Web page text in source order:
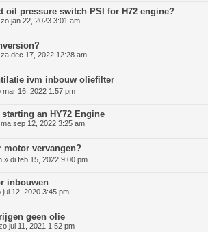
oil pressure switch PSI for H72 engine?
zo jan 22, 2023 3:01 am
za dec 17, 2022 12:28 am
ivm inbouw oliefilter
mar 16, 2022 1:57 pm
an HY72 Engine
ma sep 12, 2022 3:25 am
motor vervangen?
» di feb 15, 2022 9:00 pm
inbouwen
jul 12, 2020 3:45 pm
geen olie
jul 11, 2021 1:52 pm